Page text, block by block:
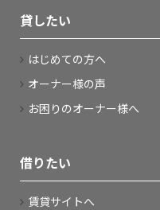
貸したい
はじめての方へ
オーナー様の声
お困りのオーナー様へ
借りたい
賃貸サイトへ